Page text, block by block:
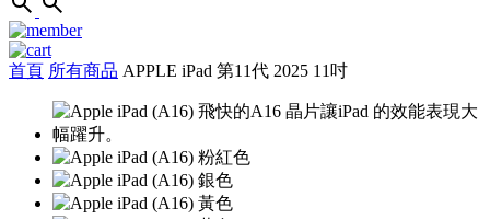
首頁 所有商品 APPLE iPad 第11代 2025 11吋